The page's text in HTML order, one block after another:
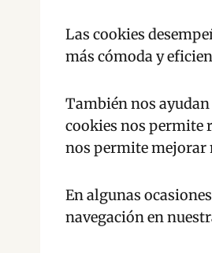
Las cookies
más cómoda y
También nos
cookies nos permite
nos permite mejorar
En algunas
navegación en